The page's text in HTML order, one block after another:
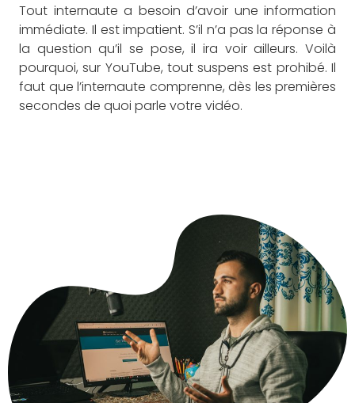
Tout internaute a besoin d’avoir une information
immédiate. Il est impatient. S’il n’a pas la réponse à
la question qu’il se pose, il ira voir ailleurs. Voilà
pourquoi, sur YouTube, tout suspens est prohibé. Il
faut que l’internaute comprenne, dès les premières
secondes de quoi parle votre vidéo.